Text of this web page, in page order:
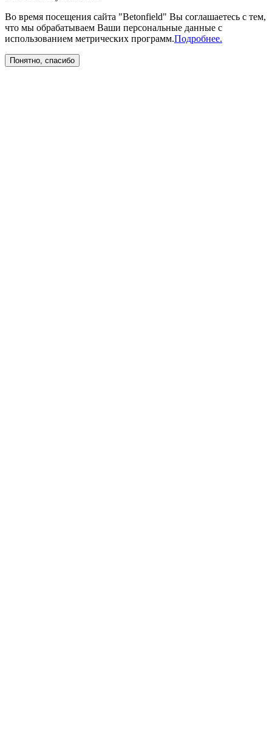
Во время посещения сайта "Betonfield" Вы соглашаетесь с тем,
что мы обрабатываем Ваши персональные данные с
использованием метрических программ.Подробнее.
Понятно, спасибо